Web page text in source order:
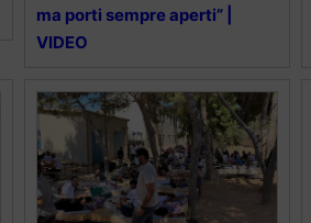
ma porti sempre aperti” |
VIDEO